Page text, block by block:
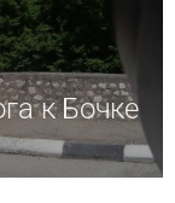
к Бочке